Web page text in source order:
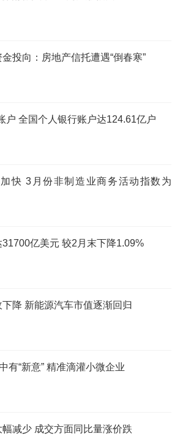
投向：房地产信托遭遇“倒春寒”
户 全国个人银行账户达124.61亿户
快 3月份非制造业商务活动指数为
亿美元 较2月末下降1.09%
降 新能源汽车市值逐渐回归
有“新意” 精准滴灌小微企业
减少 成交方面同比量涨价跌